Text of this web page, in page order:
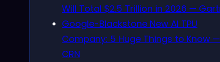
Will Total $2.5 Trillion in 2026 —
Google-Blackstone New AI TPU
Company: 5 Huge Things to Know —
CRN